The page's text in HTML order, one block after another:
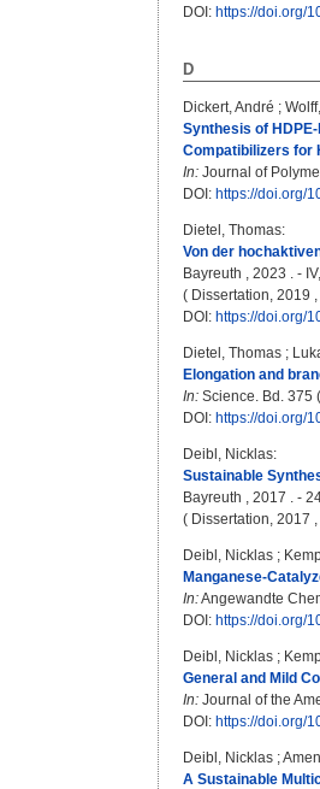
DOI: https://doi.org/
D
Dickert, André ;
Synthesis of
Compatibilizers for
In: Journal of
DOI: https://doi.org/
Dietel, Thomas:
Von der
Bayreuth , 2023 . -
( Dissertation, 2019
DOI: https://doi.org/
Dietel, Thomas ;
Elongation and
In: Science. Bd. 375
DOI: https://doi.org/
Deibl, Nicklas:
Sustainable
Bayreuth , 2017 . -
( Dissertation, 2017
Deibl, Nicklas ;
Manganese-
In:Angewandte
DOI: https://doi.org/
Deibl, Nicklas ;
General and Mild
In: Journal of the
DOI: https://doi.org/
Deibl, Nicklas ;
A Sustainable